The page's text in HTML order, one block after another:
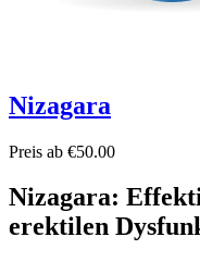
Nizagara
Preis ab €50.00
Nizagara:
erektilen